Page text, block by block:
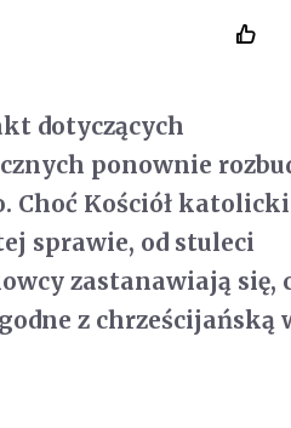
dotyczących
ponownie
Choć Kościół katolicki
sprawie, od stuleci
zastanawiają się,
z chrześcijańską